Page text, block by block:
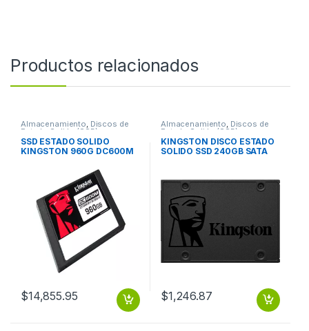
Productos relacionados
Almacenamiento, Discos de
Estado Solido (SSD)
SSD ESTADO SOLIDO
KINGSTON 960G DC600M
$14,855.95
Almacenamiento, Discos de
Estado Solido (SSD)
KINGSTON DISCO ESTADO
SOLIDO SSD 240GB SATA
$1,246.87